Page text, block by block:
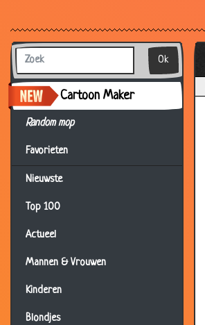
Ok
Cartoon Maker
Random mop
Favorieten
Nieuwste
Top 100
Actueel
Mannen & Vrouwen
Kinderen
Blondjes